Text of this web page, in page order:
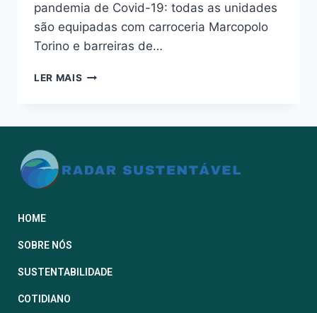
pandemia de Covid-19: todas as unidades
são equipadas com carroceria Marcopolo
Torino e barreiras de…
LER MAIS
HOME
SOBRE NÓS
SUSTENTABILIDADE
COTIDIANO